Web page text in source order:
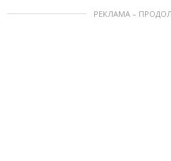
РЕКЛАМА –